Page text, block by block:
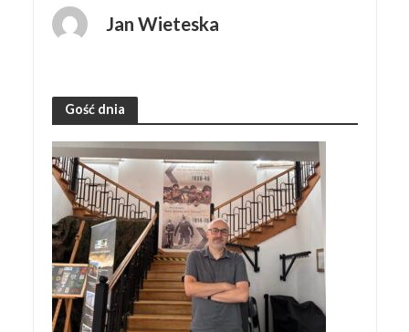
Jan Wieteska
Gość dnia